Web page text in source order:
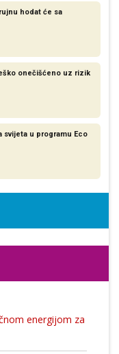
hodat će sa
onečišćeno uz rizik
svijeta u programu Eco
energijom za